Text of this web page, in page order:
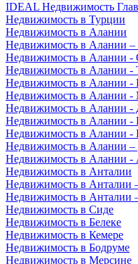
IDEAL Недвижимость
Недвижимость в Турции
Недвижимость в Алании
Недвижимость в Алании –
Недвижимость в Алании -
Недвижимость в Алании -
Недвижимость в Алании -
Недвижимость в Алании -
Недвижимость в Алании
Недвижимость в Алании -
Недвижимость в Алании -
Недвижимость в Алании
Недвижимость в Алании -
Недвижимость в Анталии
Недвижимость в Анталии
Недвижимость в Анталии
Недвижимость в Сиде
Недвижимость в Белеке
Недвижимость в Кемере
Недвижимость в Бодруме
Недвижимость в Мерсине